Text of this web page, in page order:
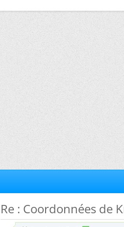
Re : Coordonnées de